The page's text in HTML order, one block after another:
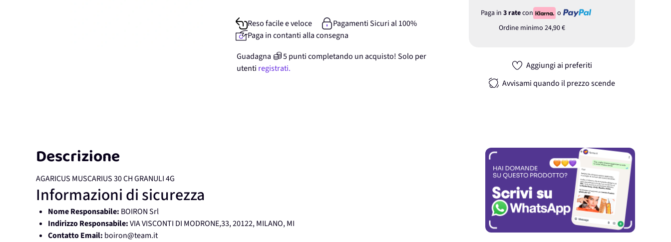
Paga in 3 ratecon
o
Ordine minimo 24,90 €
Aggiungi ai preferiti
Avvisami quando il prezzo scende
Reso facile e veloce
Pagamenti Sicuri al 100%
Paga in contanti alla consegna
Guadagna
5punticompletando un acquisto! Solo per
utenti registrati.
Descrizione
AGARICUS MUSCARIUS 30 CH GRANULI 4G
Informazioni di sicurezza
Nome Responsabile: BOIRON Srl
Indirizzo Responsabile:VIA VISCONTI DI MODRONE,33, 20122, MILANO, MI
Contatto Email: boiron@team.it